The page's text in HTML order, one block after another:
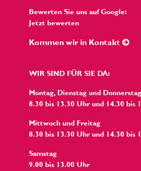
Bewerten Sie uns auf Google:
Jetzt bewerten
Kommen wir in Kontakt
WIR SIND FÜR SIE DA:
Montag, Dienstag und Donnerstag
8.30 bis 13.30 Uhr und 14.30 bis
Mittwoch und Freitag
8.30 bis 13.30 Uhr und 14.30 bis
Samstag
9.00 bis 13.00 Uhr